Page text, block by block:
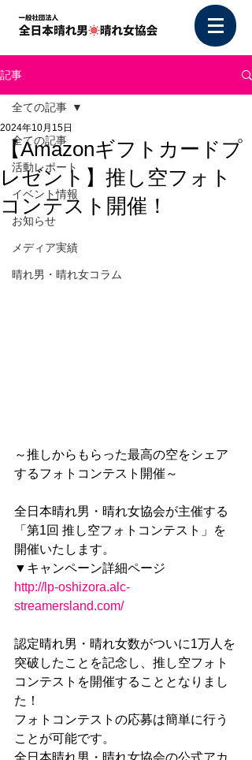
記事
全ての記事
活動レポート
イベント情報
お知らせ
メディア実績
晴れ男・晴れ女コラム
全ての記事
【Amazonギフトカードプ
レゼント】推し空フォト
コンテスト開催！
2024年10月15日
～推しからもらった最高の空をシェア
するフォトコンテスト開催～
全日本晴れ男・晴れ女協会が主催する
「第1回 推し空フォトコンテスト」を
開催いたします。
▼キャンペーン詳細ページ
http://lp-oshizora.alc-
streamersland.com/
認定晴れ男・晴れ女数がついに1万人を
突破したことを記念し、推し空フォト
コンテストを開催することとなりまし
た！
フォトコンテストの応募は簡単に行う
ことが可能です。
全日本晴れ男・晴れ女協会の公式アカ